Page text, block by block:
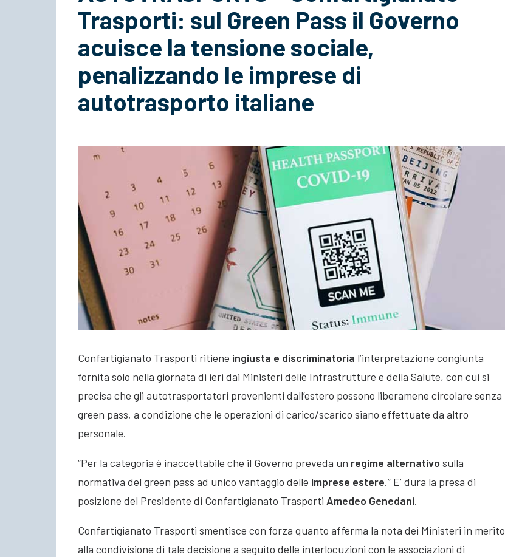
Trasporti: sul Green Pass il Governo
acuisce la tensione sociale,
penalizzando le imprese di
autotrasporto italiane
Confartigianato Trasporti ritiene ingiusta e discriminatoria l’interpretazione congiunta
fornita solo nella giornata di ieri dai Ministeri delle Infrastrutture e della Salute, con cui si
precisa che gli autotrasportatori provenienti dall’estero possono liberamene circolare senza
green pass, a condizione che le operazioni di carico/scarico siano effettuate da altro
personale.
“Per la categoria è inaccettabile che il Governo preveda un regime alternativo sulla
normativa del green pass ad unico vantaggio delle imprese estere.” E’ dura la presa di
posizione del Presidente di Confartigianato Trasporti Amedeo Genedani.
Confartigianato Trasporti smentisce con forza quanto afferma la nota dei Ministeri in merito
alla condivisione di tale decisione a seguito delle interlocuzioni con le associazioni di